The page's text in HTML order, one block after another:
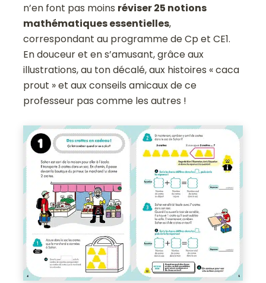
n’en font pas moins réviser 25 notions
mathématiques essentielles,
correspondant au programme de Cp et CE1.
En douceur et en s’amusant, grâce aux
illustrations, au ton décalé, aux histoires « caca
prout » et aux conseils amicaux de ce
professeur pas comme les autres !